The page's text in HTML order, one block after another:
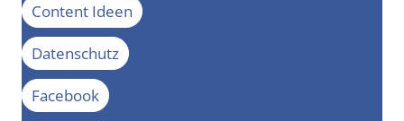
Content Ideen
Datenschutz
Facebook